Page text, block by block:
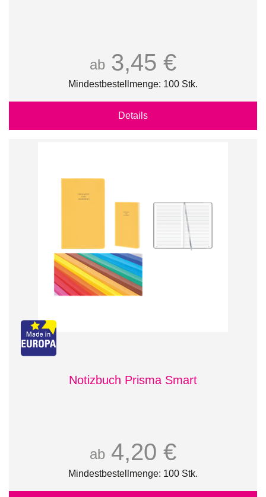
ab 3,45 €
Mindestbestellmenge: 100 Stk.
Details
Notizbuch Prisma Smart
ab 4,20 €
Mindestbestellmenge: 100 Stk.